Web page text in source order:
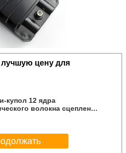
лучшую цену для
купол 12 ядра
волокна сцепление
2 в 2 выхода
корпуса